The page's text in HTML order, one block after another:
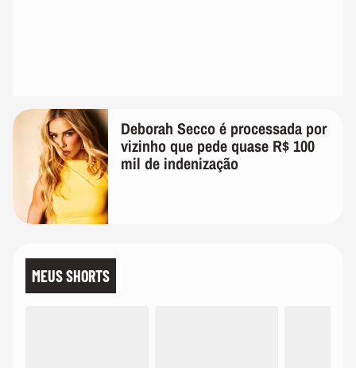
Deborah Secco é processada por
vizinho que pede quase R$ 100
mil de indenização
MEUS SHORTS